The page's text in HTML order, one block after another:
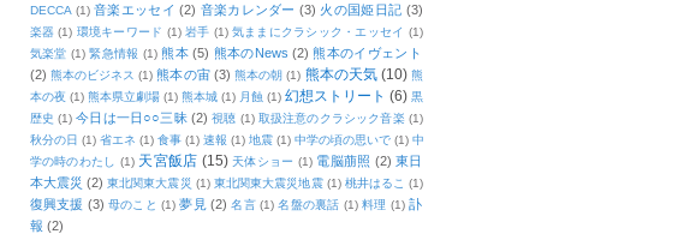
DECCA (1) 音楽エッセイ (2) 音楽カレンダー (3) 火の国姫日記 (3)
楽器 (1) 環境キーワード (1) 岩手 (1) 気ままにクラシック・エッセイ (1)
気楽堂 (1) 緊急情報 (1) 熊本 (5) 熊本のNews (2) 熊本のイヴェント
(2) 熊本のビジネス (1) 熊本の宙 (3) 熊本の朝 (1) 熊本の天気 (10) 熊
本の夜 (1) 熊本県立劇場 (1) 熊本城 (1) 月蝕 (1) 幻想ストリート (6) 黒
歴史 (1) 今日は一日○○三昧 (2) 視聴 (1) 取扱注意のクラシック音楽 (1)
秋分の日 (1) 省エネ (1) 食事 (1) 速報 (1) 地震 (1) 中学の頃の思いで (1) 中
学の時のわたし
(1) 天宮飯店 (15) 天体ショー (1) 電脳萠照 (2) 東日
本大震災 (2) 東北関東大震災 (1) 東北関東大震災地震 (1) 桃井はるこ (1)
復興支援 (3) 母のこと (1) 夢見 (2) 名言 (1) 名盤の裏話 (1) 料理 (1) 訃
報 (2)